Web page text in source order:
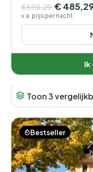
Wanneer?
Aantal
Afstand
Prijs
Populaire filters
€590,29 €
v.a. prijs per nacht
Ik
Toon 3
Bestseller